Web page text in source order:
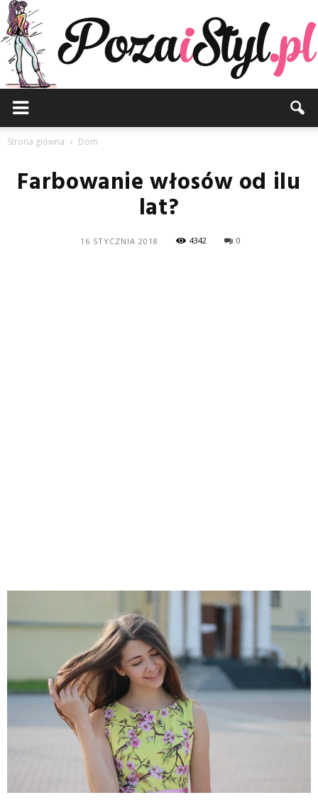
Strona główna Dom
Farbowanie włosów od ilu
lat?
16 STYCZNIA 2018 4342 0